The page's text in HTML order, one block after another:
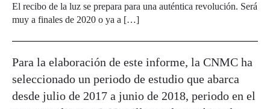
El recibo de la luz se prepara para una auténtica revolución. Será
muy a finales de 2020 o ya a […]
Para la elaboración de este informe, la CNMC ha
seleccionado un periodo de estudio que abarca
desde julio de 2017 a junio de 2018, periodo en el